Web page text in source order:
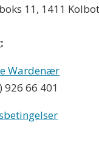
11, 1411
Wardenær
926 66 401